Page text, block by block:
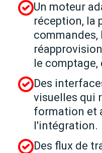
Un moteur
réception, la
commandes,
le comptage,
Des
visuelles qui
formation et
l'intégration.
Des flux de